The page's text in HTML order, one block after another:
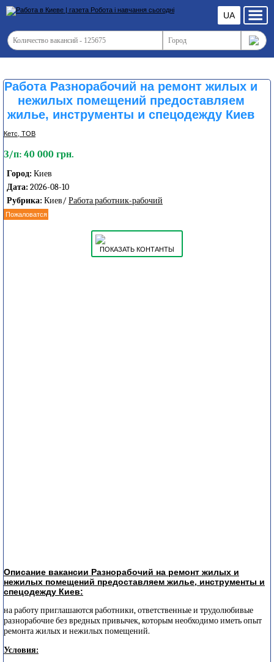
UA
Работа Разнорабочий на ремонт жилых и
нежилых помещений предоставляем
жилье, инструменты и спецодежду Киев
Кетс, ТОВ
З/п: 40 000 грн.
Город: Киев
Дата: 2026-08-10
Рубрика: Киев/ Работа работник-рабочий
Пожаловатся
ПОКАЗАТЬ КОНТАНТЫ
Описание вакансии Разнорабочий на ремонт жилых и
нежилых помещений предоставляем жилье, инструменты и
спецодежду Киев:
на работу приглашаются работники, ответственные и трудолюбивые
разнорабочие без вредных привычек, которым необходимо иметь опыт
ремонта жилых и нежилых помещений.
Условия: